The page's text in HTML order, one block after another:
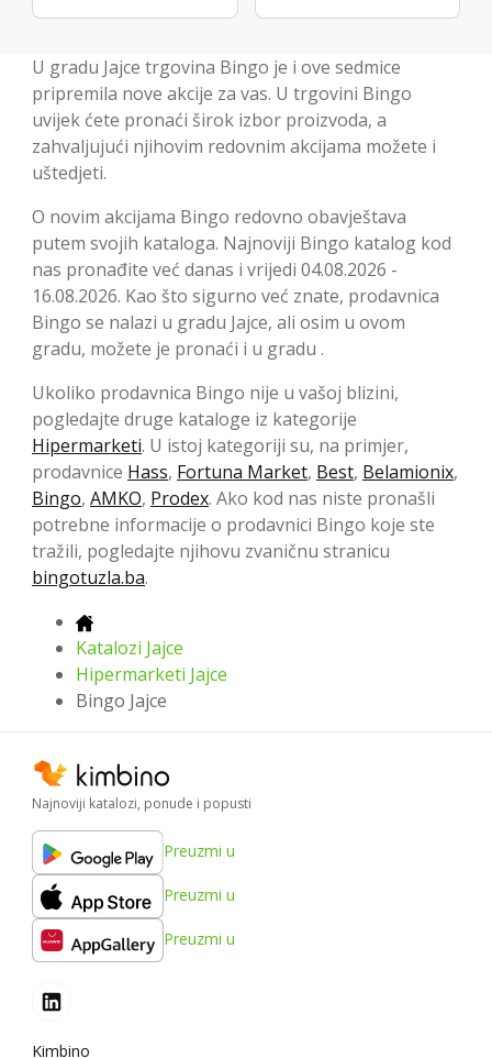
U gradu Jajce trgovina Bingo je i ove sedmice
pripremila nove akcije za vas. U trgovini Bingo
uvijek ćete pronaći širok izbor proizvoda, a
zahvaljujući njihovim redovnim akcijama možete i
uštedjeti.
O novim akcijama Bingo redovno obavještava
putem svojih kataloga. Najnoviji Bingo katalog kod
nas pronađite već danas i vrijedi 04.08.2026 -
16.08.2026. Kao što sigurno već znate, prodavnica
Bingo se nalazi u gradu Jajce, ali osim u ovom
gradu, možete je pronaći i u gradu .
Ukoliko prodavnica Bingo nije u vašoj blizini,
pogledajte druge kataloge iz kategorije
Hipermarketi. U istoj kategoriji su, na primjer,
prodavnice Hass, Fortuna Market, Best, Belamionix,
Bingo, AMKO, Prodex. Ako kod nas niste pronašli
potrebne informacije o prodavnici Bingo koje ste
tražili, pogledajte njihovu zvaničnu stranicu
bingotuzla.ba.
Katalozi Jajce
Hipermarketi Jajce
Bingo Jajce
Najnoviji katalozi, ponude i popusti
Preuzmi u
Preuzmi u
Preuzmi u
Kimbino